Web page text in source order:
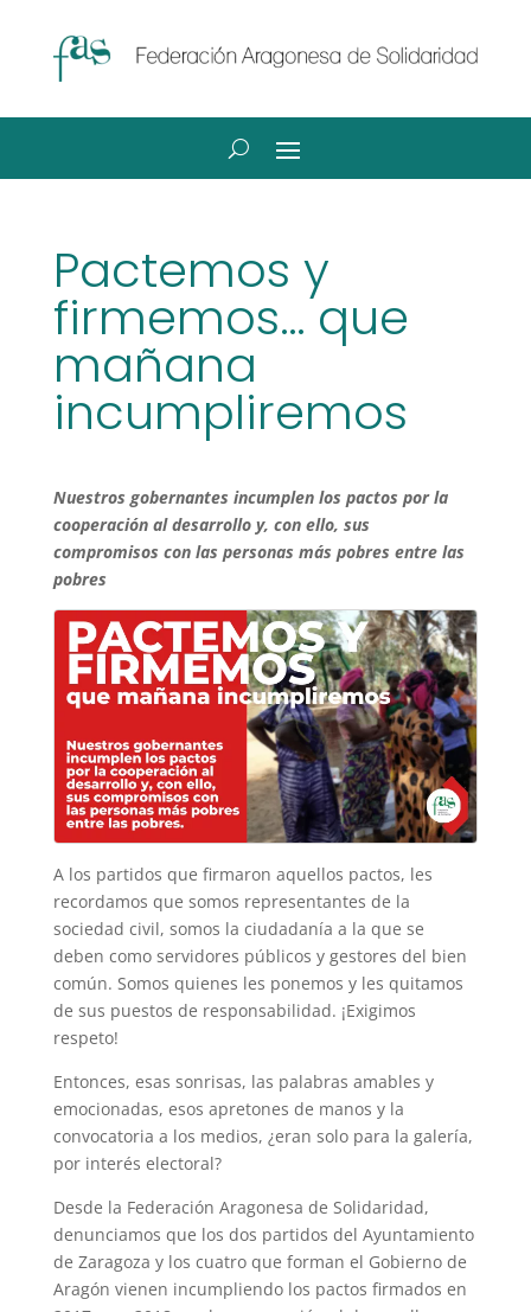
Pactemos y
firmemos… que
mañana
incumpliremos
Nuestros gobernantes incumplen los pactos por la
cooperación al desarrollo y, con ello, sus
compromisos con las personas más pobres entre las
pobres
A los partidos que firmaron aquellos pactos, les
recordamos que somos representantes de la
sociedad civil, somos la ciudadanía a la que se
deben como servidores públicos y gestores del bien
común. Somos quienes les ponemos y les quitamos
de sus puestos de responsabilidad. ¡Exigimos
respeto!
Entonces, esas sonrisas, las palabras amables y
emocionadas, esos apretones de manos y la
convocatoria a los medios, ¿eran solo para la galería,
por interés electoral?
Desde la Federación Aragonesa de Solidaridad,
denunciamos que los dos partidos del Ayuntamiento
de Zaragoza y los cuatro que forman el Gobierno de
Aragón vienen incumpliendo los pactos firmados en